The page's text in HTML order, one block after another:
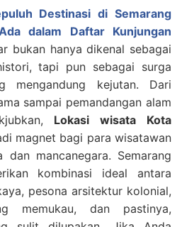
Destinasi di Semarang
dalam Daftar Kunjungan
bukan hanya dikenal sebagai
tapi pun sebagai surga
mengandung kejutan. Dari
sampai pemandangan alam
Lokasi wisata Kota
magnet bagi para wisatawan
dan mancanegara. Semarang
kombinasi ideal antara
pesona arsitektur kolonial,
memukau, dan pastinya,